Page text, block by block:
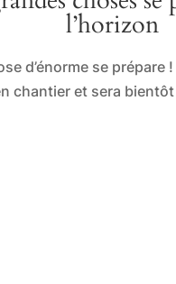
l’horizon
d’énorme se
chantier et sera bientôt